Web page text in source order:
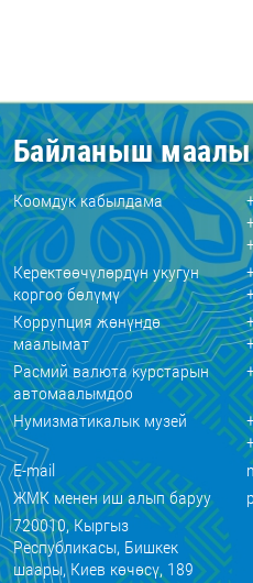
Байланыш
Коомдук кабылдама
Керектөөчүлөрдүн укугун
коргоо бөлүмү
Коррупция жөнүндө
маалымат
Расмий валюта курстарын
автомаалымдоо
Нумизматикалык музей
E-mail
ЖМК менен иш алып баруу
720010, Кыргыз
Республикасы, Бишкек
шаары, Киев көчөсү, 189